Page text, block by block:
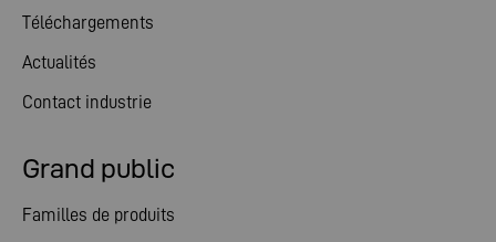
Grand public
Familles de produits
Téléchargements
Actualités
Contact industrie